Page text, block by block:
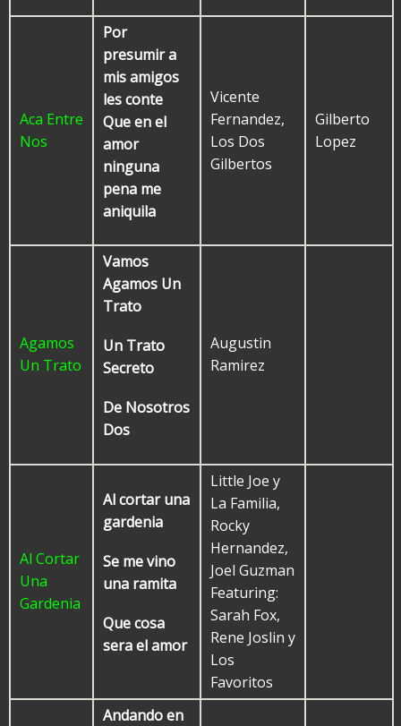
Aca Entre
Nos
Por
presumir a
mis amigos
les conte
Que en el
amor
ninguna
pena me
aniquila
Vicente
Fernandez,
Los Dos
Gilbertos
Gilberto
Lopez
Agamos
Un Trato
Vamos
Agamos Un
Trato
Un Trato
Secreto
De Nosotros
Dos
Augustin
Ramirez
Al Cortar
Una
Gardenia
Al cortar una
gardenia
Se me vino
una ramita
Que cosa
sera el amor
Little Joe y
La Familia,
Rocky
Hernandez,
Joel Guzman
Featuring:
Sarah Fox,
Rene Joslin y
Los
Favoritos
Andando en